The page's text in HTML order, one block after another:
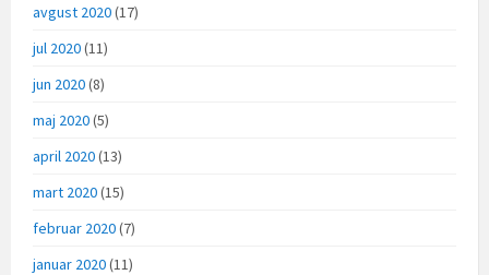
avgust 2020(17)
jul 2020(11)
jun 2020(8)
maj 2020(5)
april 2020(13)
mart 2020(15)
februar 2020(7)
januar 2020(11)